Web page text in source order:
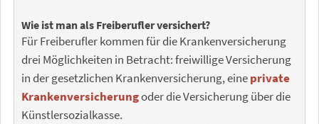
Wie ist man als Freiberufler versichert?
Für Freiberufler kommen für die Krankenversicherung
drei Möglichkeiten in Betracht: freiwillige Versicherung
in der gesetzlichen Krankenversicherung, eineprivate
Krankenversicherungoder die Versicherung über die
Künstlersozialkasse.